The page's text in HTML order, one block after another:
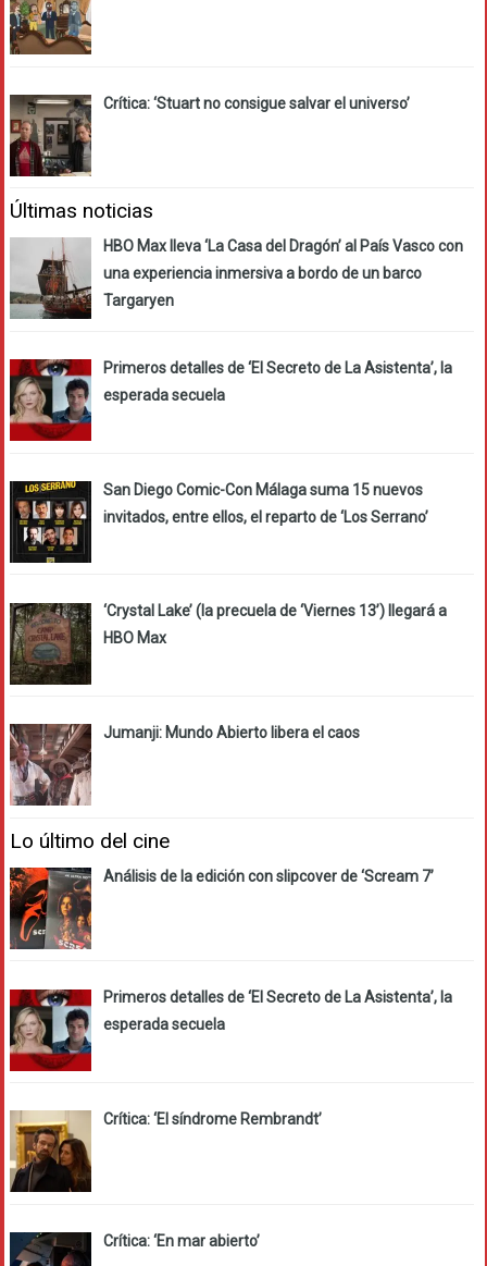
Crítica: ‘Stuart no consigue salvar el universo’
Últimas noticias
HBO Max lleva ‘La Casa del Dragón’ al País Vasco con
una experiencia inmersiva a bordo de un barco
Targaryen
Primeros detalles de ‘El Secreto de La Asistenta’, la
esperada secuela
San Diego Comic-Con Málaga suma 15 nuevos
invitados, entre ellos, el reparto de ‘Los Serrano’
‘Crystal Lake’ (la precuela de ‘Viernes 13’) llegará a
HBO Max
Jumanji: Mundo Abierto libera el caos
Lo último del cine
Análisis de la edición con slipcover de ‘Scream 7’
Primeros detalles de ‘El Secreto de La Asistenta’, la
esperada secuela
Crítica: ‘El síndrome Rembrandt’
Crítica: ‘En mar abierto’